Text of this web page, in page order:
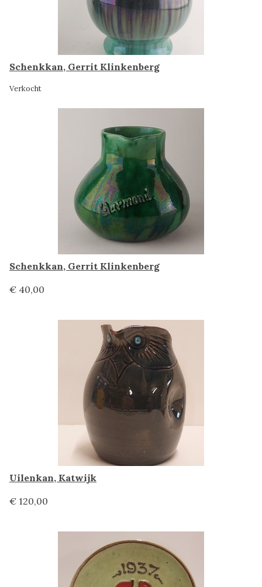
Schenkkan, Gerrit Klinkenberg
Verkocht
Schenkkan, Gerrit Klinkenberg
€ 40,00
Uilenkan, Katwijk
€ 120,00